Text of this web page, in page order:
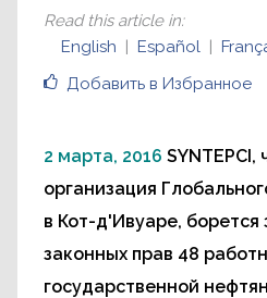
Добавить в Избранное
Read this article in:
English
Español
2 марта, 2016 SYNTEPCI,
организация
в Кот-д'Ивуаре, борется
законных прав 48
государственной